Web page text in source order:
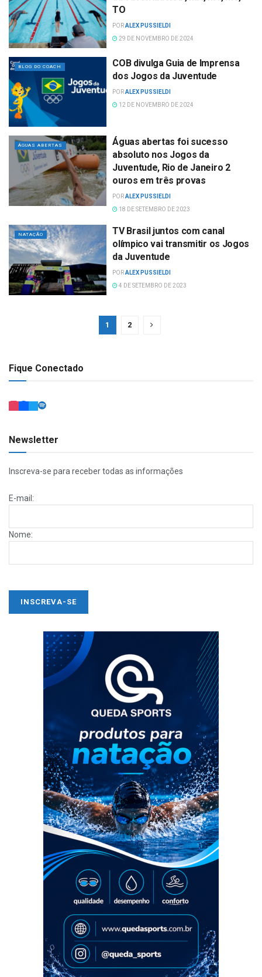
TO
PORALEX PUSSIELDI
29 DE NOVEMBRO DE 2024
BLOG DO COACH
COB divulga Guia de Imprensa
dos Jogos da Juventude
PORALEX PUSSIELDI
12 DE NOVEMBRO DE 2024
ÁGUAS ABERTAS
Águas abertas foi sucesso
absoluto nos Jogos da
Juventude, Rio de Janeiro 2
ouros em três provas
PORALEX PUSSIELDI
18 DE SETEMBRO DE 2023
NATAÇÃO
TV Brasil juntos com canal
olímpico vai transmitir os Jogos
da Juventude
PORALEX PUSSIELDI
4 DE SETEMBRO DE 2023
1 2
Fique Conectado
Newsletter
Inscreva-se para receber todas as informações
E-mail:
Nome: